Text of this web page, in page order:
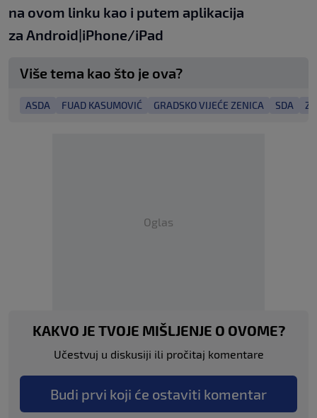
na ovom linku kao i putem aplikacija
za Android|iPhone/iPad
Više tema kao što je ova?
ASDA FUAD KASUMOVIĆ GRADSKO VIJEĆE ZENICA SDA
Oglas
KAKVO JE TVOJE MIŠLJENJE O OVOME?
Učestvuj u diskusiji ili pročitaj komentare
Budi prvi koji će ostaviti komentar